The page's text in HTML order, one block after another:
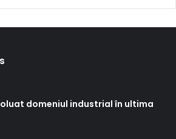
domeniul industrial în ultima